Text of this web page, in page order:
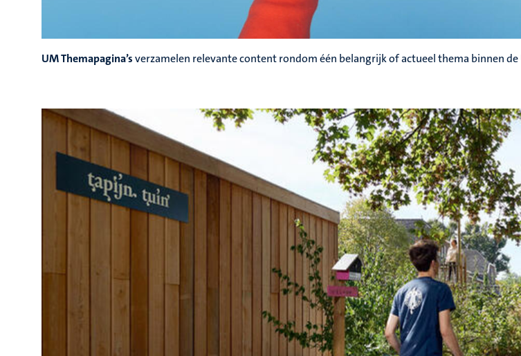
UM Themapagina’sverzamelen relevante content rondom één belangrijk of actueel thema binnen